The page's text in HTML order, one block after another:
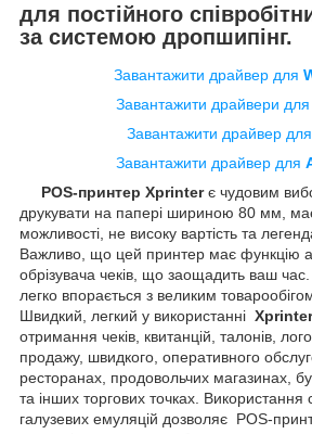
для постійного
за системою дропшипінг.
Завантажити драйвер для
Завантажити драйвери для
Завантажити драйвер для
Завантажити драйвер для
POS-принтер Xprinterє чудовим
друкувати на папері шириною 80 мм, має
можливості, не високу вартість та
Важливо, що цей принтер має функцію
обрізувача чеків, що заощадить ваш
легко впорається з великим
Швидкий, легкий у використанні
отримання чеків, квитанцій, талонів,
продажу, швидкого, оперативного
ресторанах, продовольчих магазинах,
та інших торгових точках. Використання
галузевих емуляцій дозволяє POS-